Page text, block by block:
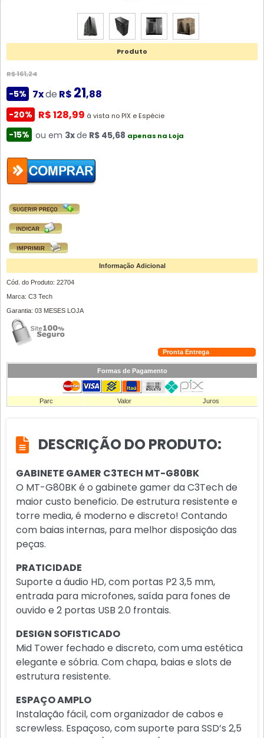
Produto
R$ 161,24
-5% 7xde R$ 21,88
-20% R$ 128,99 à vista no PIX e Espécie
-15% ou em 3xde R$ 45,68 apenas na Loja
Informação Adicional
Cód. do Produto: 22704
Marca: C3 Tech
Garantia: 03 MESES LOJA
Pronta Entrega
Formas de Pagamento
Parc Valor Juros
DESCRIÇÃO DO PRODUTO:
GABINETE GAMER C3TECH MT-G80BK
O MT-G80BK é o gabinete gamer da C3Tech de
maior custo beneficio. De estrutura resistente e
torre media, é moderno e discreto! Contando
com baias internas, para melhor disposição das
peças.
PRATICIDADE
Suporte a áudio HD, com portas P2 3,5 mm,
entrada para microfones, saída para fones de
ouvido e 2 portas USB 2.0 frontais.
DESIGN SOFISTICADO
Mid Tower fechado e discreto, com uma estética
elegante e sóbria. Com chapa, baias e slots de
estrutura resistente.
ESPAÇO AMPLO
Instalação fácil, com organizador de cabos e
screwless. Espaçoso, com suporte para SSD’s 2,5